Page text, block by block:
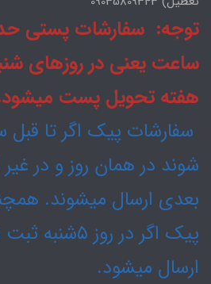
ساعت یعنی در روزهای
هفته تحویل پست
شوند در همان روز و در
بعدی ارسال میشوند.
پیک اگر در روز
ارسال میشود.